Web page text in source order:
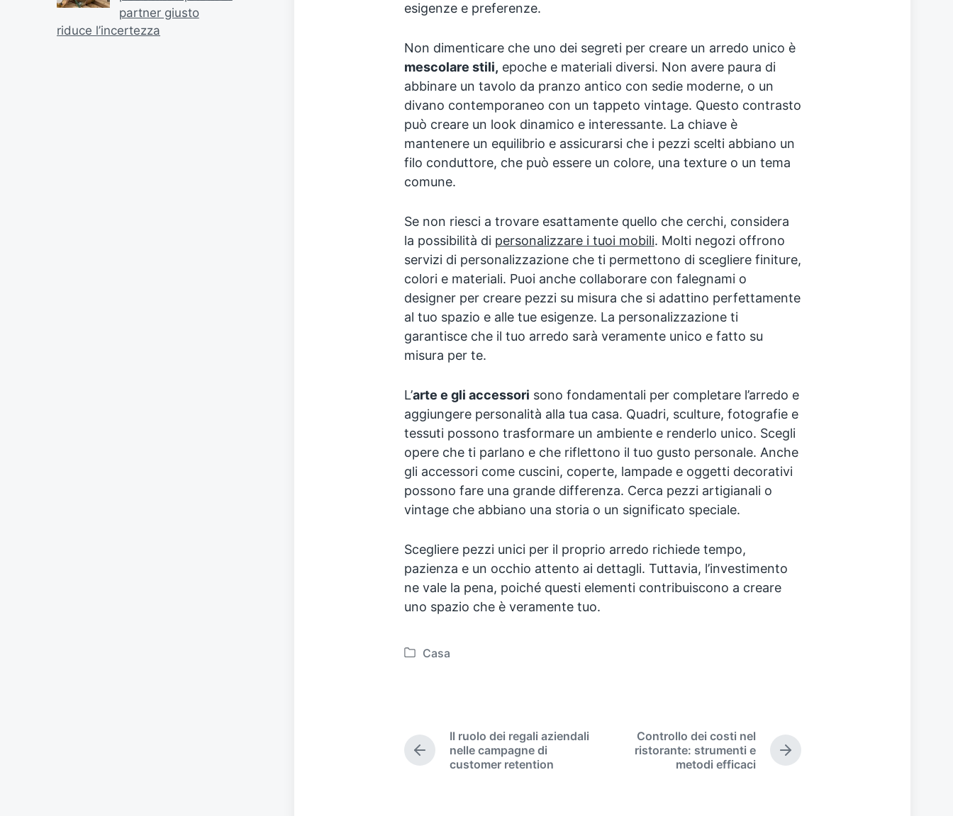
partner giusto
riduce l’incertezza
esigenze e preferenze.
Non dimenticare che uno dei segreti per creare un arredo unico è
mescolare stili, epoche e materiali diversi. Non avere paura di
abbinare un tavolo da pranzo antico con sedie moderne, o un
divano contemporaneo con un tappeto vintage. Questo contrasto
può creare un look dinamico e interessante. La chiave è
mantenere un equilibrio e assicurarsi che i pezzi scelti abbiano un
filo conduttore, che può essere un colore, una texture o un tema
comune.
Se non riesci a trovare esattamente quello che cerchi, considera
la possibilità di personalizzare i tuoi mobili. Molti negozi offrono
servizi di personalizzazione che ti permettono di scegliere finiture,
colori e materiali. Puoi anche collaborare con falegnami o
designer per creare pezzi su misura che si adattino perfettamente
al tuo spazio e alle tue esigenze. La personalizzazione ti
garantisce che il tuo arredo sarà veramente unico e fatto su
misura per te.
L’arte e gli accessori sono fondamentali per completare l’arredo e
aggiungere personalità alla tua casa. Quadri, sculture, fotografie e
tessuti possono trasformare un ambiente e renderlo unico. Scegli
opere che ti parlano e che riflettono il tuo gusto personale. Anche
gli accessori come cuscini, coperte, lampade e oggetti decorativi
possono fare una grande differenza. Cerca pezzi artigianali o
vintage che abbiano una storia o un significato speciale.
Scegliere pezzi unici per il proprio arredo richiede tempo,
pazienza e un occhio attento ai dettagli. Tuttavia, l’investimento
ne vale la pena, poiché questi elementi contribuiscono a creare
uno spazio che è veramente tuo.
P
d
Casa
P
r
Il ruolo dei regali aziendali
nelle campagne di
customer retention
N
e
Controllo dei costi nel
ristorante: strumenti e
metodi efficaci